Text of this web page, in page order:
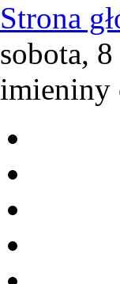
Strona
sobota,
imieniny